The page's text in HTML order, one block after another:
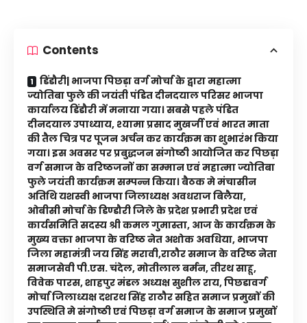
Contents
डिंडौरी| भाजपा पिछड़ा वर्ग मोर्चा के द्वारा महात्मा
ज्योतिबा फुले की जयंती पंडित दीनदयाल परिसर भाजपा
कार्यालय डिंडौरी में मनाया गया। सबसे पहले पंडित
दीनदयाल उपाध्याय, श्यामा प्रसाद मुखर्जी एवं भारत माता
की तैल चित्र पर पूजन अर्चन कर कार्यक्रम का शुभारंभ किया
गया। इस अवसर पर प्रबुद्धजन संगोष्ठी आयोजित कर पिछड़ा
वर्ग समाज के वरिष्ठजनों का सम्मान एवं महात्मा ज्योतिबा
फुले जयंती कार्यक्रम सम्पन्न किया। बैठक मे मंचासीन
अतिथि यशस्वी भाजपा जिलाध्यक्ष अवधराज बिलैया,
ओबीसी मोर्चा के डिण्डौरी जिले के प्रदेश प्रभारी प्रदेश एवं
कार्यसमिति सदस्य श्री कमल गुमास्ता, आज के कार्यक्रम के
मुख्य वक्ता भाजपा के वरिष्ठ नेत अशोक अवधिया, भाजपा
जिला महामंत्री जय सिंह मरावी,राठौर समाज के वरिष्ठ नेता
समाजसेवी पी.एस. चंदेल, मोतीलाल बर्मन, तीरथ साहू,
विवेक पारस, शाहपुर मंडल अध्यक्ष सुशील राय, पिछडावर्ग
मोर्चा जिलाध्यक्ष दशरथ सिंह राठौर सहित समाज प्रमुखों की
उपस्थिति मे संगोष्ठी एवं पिछड़ा वर्ग समाज के समाज प्रमुखों